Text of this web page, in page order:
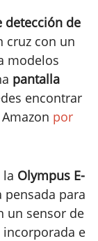
detección de
cruz con un
modelos
pantalla
encontrar
por
la Olympus E-
pensada para
un sensor de
incorporada e